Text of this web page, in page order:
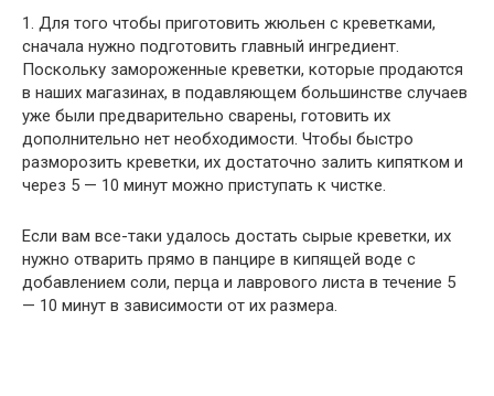
1. Для того чтобы приготовить жюльен с креветками,
сначала нужно подготовить главный ингредиент.
Поскольку замороженные креветки, которые продаются
в наших магазинах, в подавляющем большинстве случаев
уже были предварительно сварены, готовить их
дополнительно нет необходимости. Чтобы быстро
разморозить креветки, их достаточно залить кипятком и
через 5 — 10 минут можно приступать к чистке.
Если вам все-таки удалось достать сырые креветки, их
нужно отварить прямо в панцире в кипящей воде с
добавлением соли, перца и лаврового листа в течение 5
— 10 минут в зависимости от их размера.